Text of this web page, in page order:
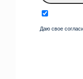
Даю свое